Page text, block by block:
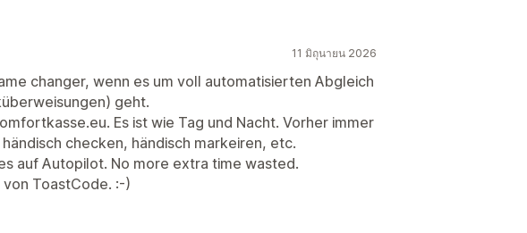
11 มิถุนายน 2026
changer, wenn es um voll automatisierten Abgleich
geht.
Es ist wie Tag und Nacht. Vorher immer
checken, händisch markeiren, etc.
auf Autopilot. No more extra time wasted.
von ToastCode. :-)